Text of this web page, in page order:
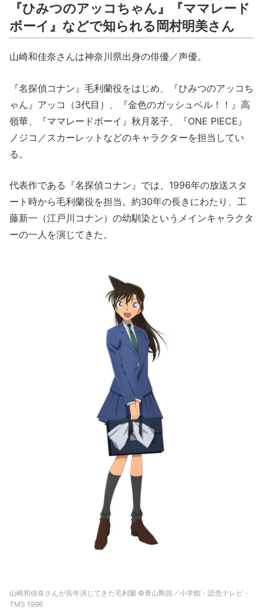
『ひみつのアッコちゃん』『ママレード
ボーイ』などで知られる岡村明美さん
山崎和佳奈さんは神奈川県出身の俳優／声優。
『名探偵コナン』毛利蘭役をはじめ、『ひみつのアッコち
ゃん』アッコ（3代目）、『金色のガッシュベル！！』高
嶺華、『ママレードボーイ』秋月茗子、『ONE PIECE』
ノジコ／スカーレットなどのキャラクターを担当してい
る。
代表作である『名探偵コナン』では、1996年の放送スタ
ート時から毛利蘭役を担当。約30年の長きにわたり、工
藤新一（江戸川コナン）の幼馴染というメインキャラクタ
ーの一人を演じてきた。
山崎和佳奈さんが長年演じてきた毛利蘭 ©青山剛昌／小学館・読売テレビ・
TMS 1996